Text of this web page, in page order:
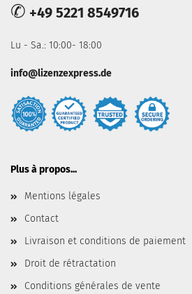
✆ +49 5221 8549716
Lu - Sa.: 10:00- 18:00
info@lizenzexpress.de
Plus à propos...
Mentions légales
Contact
Livraison et conditions de paiement
Droit de rétractation
Conditions générales de vente